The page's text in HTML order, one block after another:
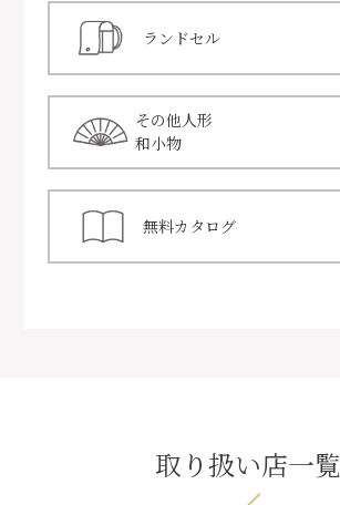
ランドセル
その他人形
和小物
無料カタログ
取り扱い店一覧